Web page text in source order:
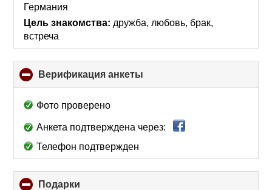
Германия
Цель знакомства: дружба, любовь, брак,
встреча
Верификация анкеты
to
Фото проверено
Анкета подтверждена через:
Телефон подтвержден
Подарки